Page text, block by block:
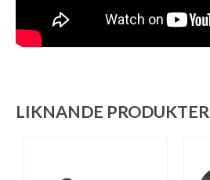
LIKNANDE PRODUKTER